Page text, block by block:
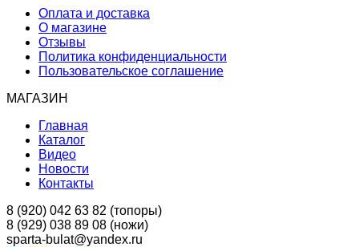
Оплата и доставка
О магазине
Отзывы
Политика конфиденциальности
Пользовательское соглашение
МАГАЗИН
Главная
Каталог
Видео
Новости
Контакты
8 (920) 042 63 82 (топоры)
8 (929) 038 89 08 (ножи)
sparta-bulat@yandex.ru